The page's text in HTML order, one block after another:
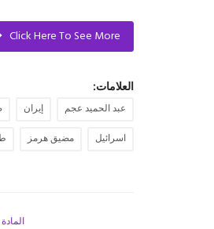
Click Here To See More
العلامات:
عبد الحميد عجم إيران
اسرائيل
مضيق هرمز
المادة